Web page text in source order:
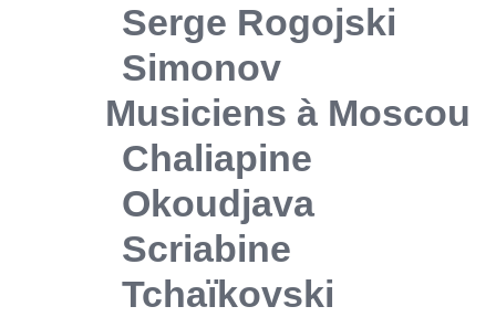
Serge Rogojski
Simonov
Musiciens à Moscou
Chaliapine
Okoudjava
Scriabine
Tchaïkovski